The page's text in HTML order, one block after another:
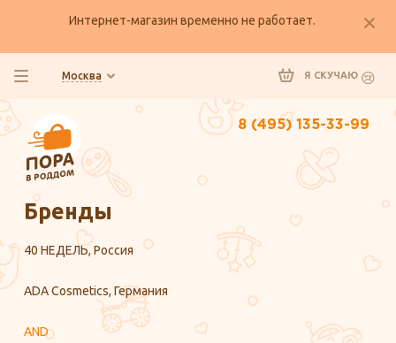
Интернет-магазин временно не работает.
Москва Я СКУЧАЮ
8 (495) 135-33-99
Главная
Бренды
40 НЕДЕЛЬ, Россия
ADA Cosmetics, Германия
AND